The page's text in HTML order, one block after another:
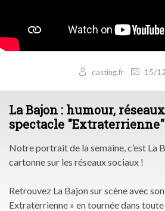
casting.fr 15/
La Bajon : humour,
spectacle "Extraterrienne"
Notre portrait de la semaine, c’est La
cartonne sur les réseaux sociaux !
Retrouvez La Bajon sur scène avec
Extraterrienne » en tournée dans